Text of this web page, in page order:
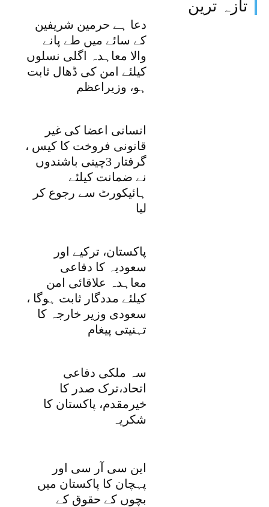
تازہ ترین
دعا ہے حرمین شریفین
کے سائے میں طے پانے
والا معاہدہ اگلی نسلوں
کیلئے امن کی ڈھال ثابت
ہو، وزیراعظم
انسانی اعضا کی غیر
قانونی فروخت کا کیس ،
گرفتار 3چینی باشندوں
نے ضمانت کیلئے
ہائیکورٹ سے رجوع کر
لیا
پاکستان، ترکیے اور
سعودیہ کا دفاعی
معاہدہ علاقائی امن
کیلئے مددگار ثابت ہوگا ،
سعودی وزیر خارجہ کا
تہنیتی پیغام
سہ ملکی دفاعی
اتحاد،ترک صدر کا
خیرمقدم، پاکستان کا
شکریہ
این سی آر سی اور
پہچان کا پاکستان میں
بچوں کے حقوق کے